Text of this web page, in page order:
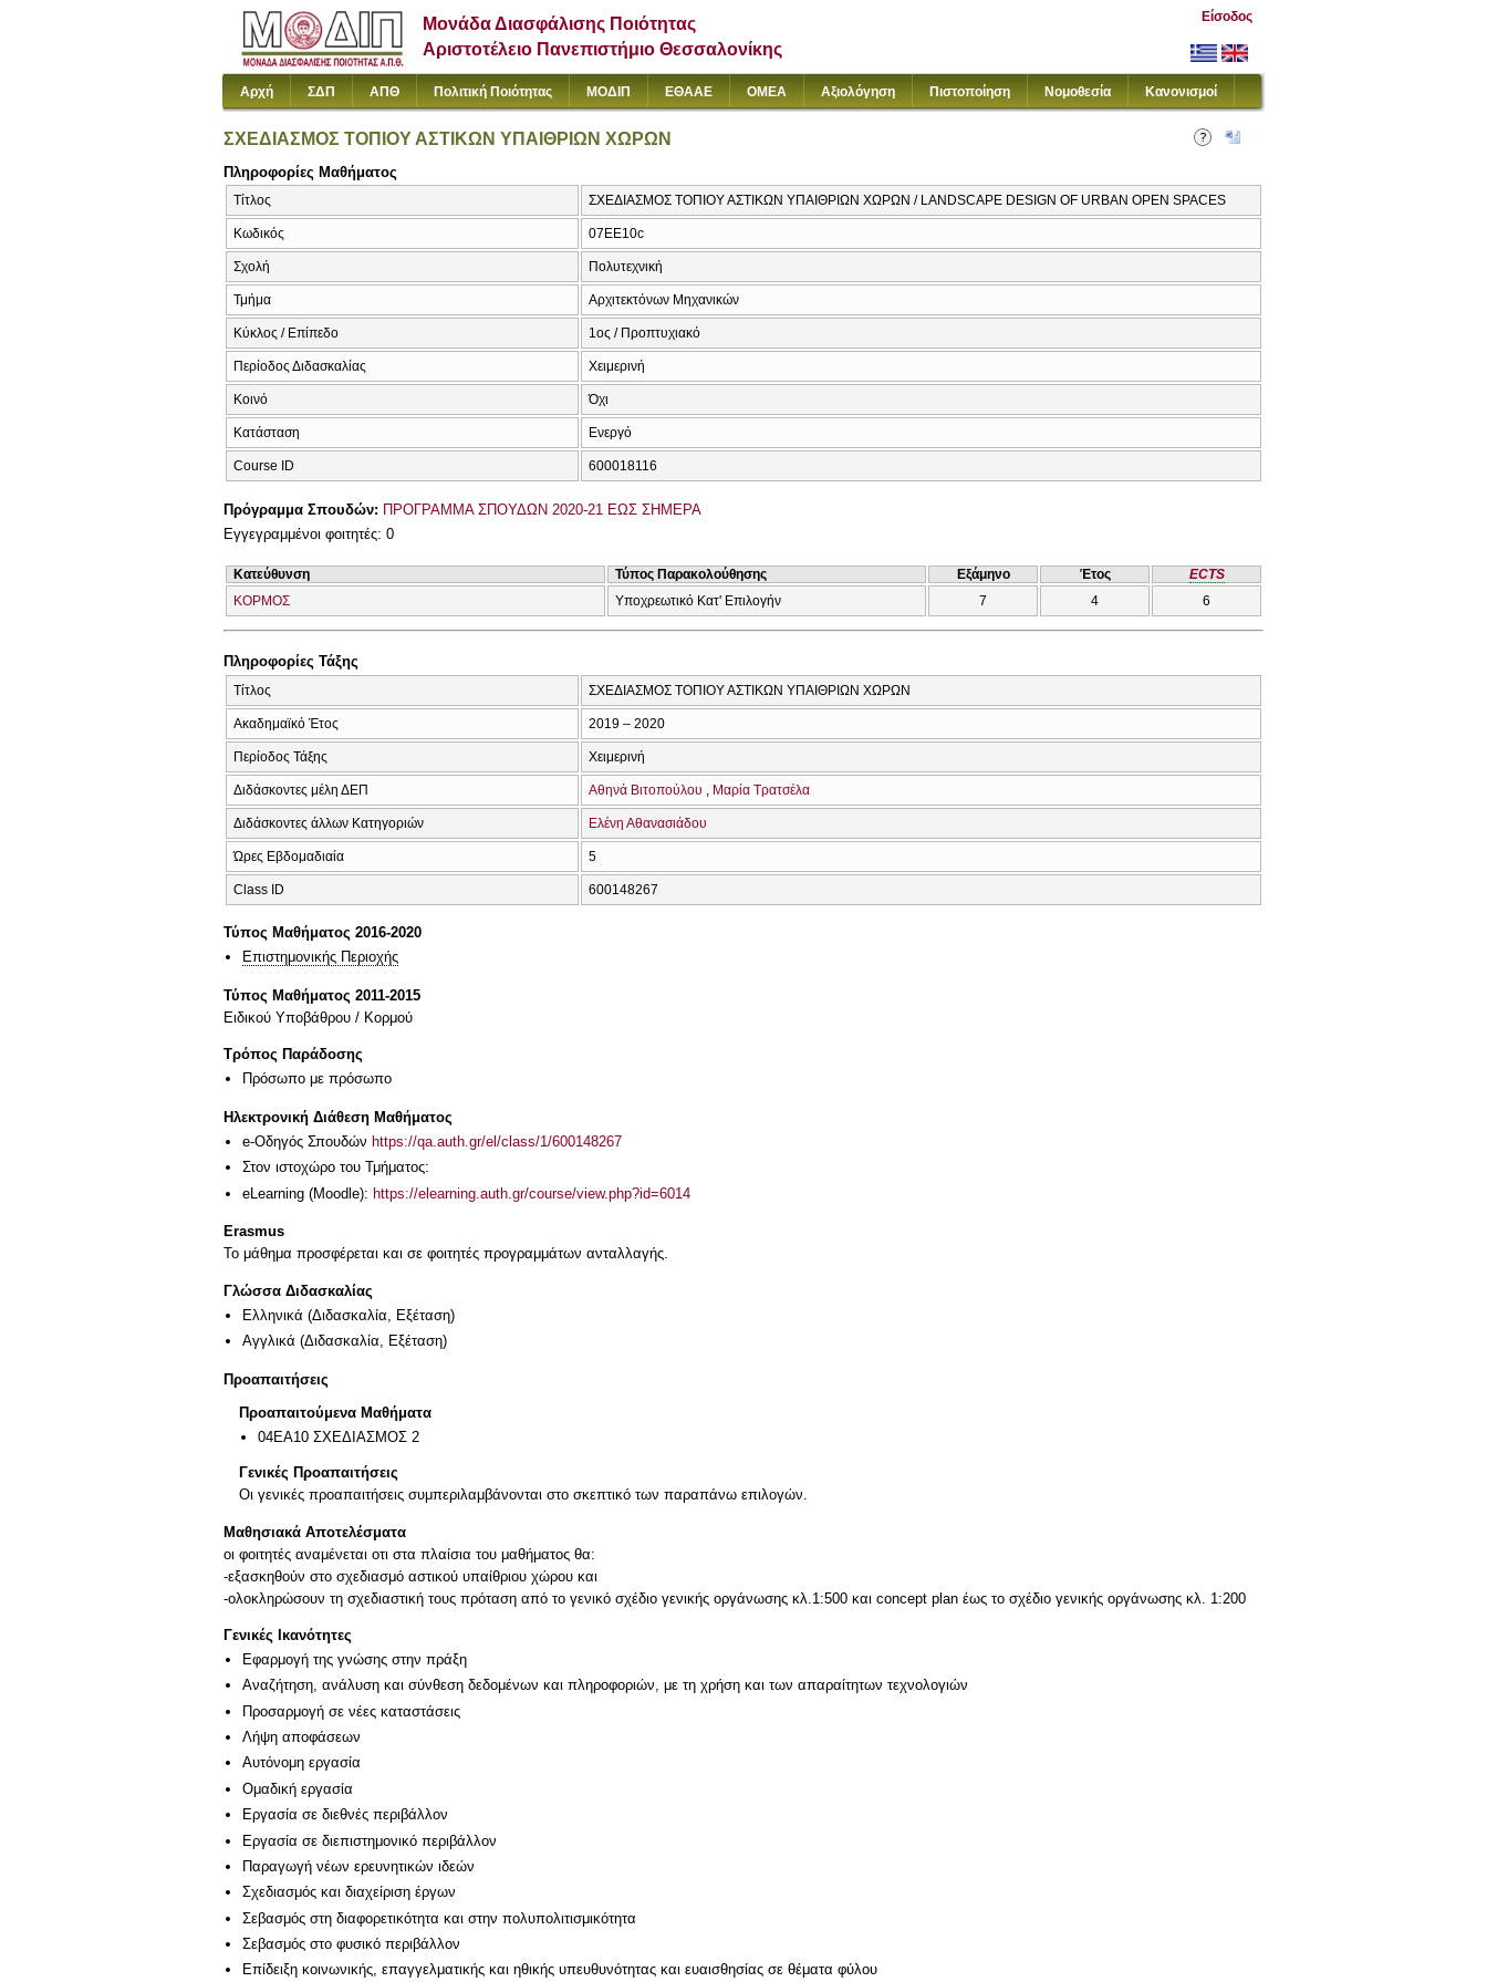
Μονάδα Διασφάλισης Ποιότητας
Αριστοτέλειο Πανεπιστήμιο Θεσσαλονίκης
Είσοδος
Αρχή ΣΔΠ ΑΠΘ Πολιτική Ποιότητας ΜΟΔΙΠ ΕΘΑΑΕ ΟΜΕΑ Αξιολόγηση Πιστοποίηση Νομοθεσία Κανονισμοί
ΣΧΕΔΙΑΣΜΟΣ ΤΟΠΙΟΥ ΑΣΤΙΚΩΝ ΥΠΑΙΘΡΙΩΝ ΧΩΡΩΝ
Πληροφορίες Μαθήματος
Τίτλος ΣΧΕΔΙΑΣΜΟΣ ΤΟΠΙΟΥ ΑΣΤΙΚΩΝ ΥΠΑΙΘΡΙΩΝ ΧΩΡΩΝ / LANDSCAPE DESIGN OF URBAN OPEN SPACES
Κωδικός 07EE10c
Σχολή Πολυτεχνική
Τμήμα Αρχιτεκτόνων Μηχανικών
Κύκλος / Επίπεδο 1ος / Προπτυχιακό
Περίοδος Διδασκαλίας Χειμερινή
Κοινό Όχι
Κατάσταση Ενεργό
Course ID 600018116
Πρόγραμμα Σπουδών: ΠΡΟΓΡΑΜΜΑ ΣΠΟΥΔΩΝ 2020-21 ΕΩΣ ΣΗΜΕΡΑ
Εγγεγραμμένοι φοιτητές: 0
Κατεύθυνση Τύπος Παρακολούθησης Εξάμηνο Έτος
ECTS
ΚΟΡΜΟΣ
Υποχρεωτικό Κατ' Επιλογήν 7 4 6
Πληροφορίες Τάξης
Τίτλος ΣΧΕΔΙΑΣΜΟΣ ΤΟΠΙΟΥ ΑΣΤΙΚΩΝ ΥΠΑΙΘΡΙΩΝ ΧΩΡΩΝ
Ακαδημαϊκό Έτος 2019 – 2020
Περίοδος Τάξης Χειμερινή
Διδάσκοντες μέλη ΔΕΠ Αθηνά Βιτοπούλου Μαρία Τρατσέλα
Διδάσκοντες άλλων Κατηγοριών Ελένη Αθανασιάδου
Ώρες Εβδομαδιαία 5
Class ID 600148267
Τύπος Μαθήματος 2016-2020
Επιστημονικής Περιοχής
Τύπος Μαθήματος 2011-2015
Ειδικού Υποβάθρου / Κορμού
Τρόπος Παράδοσης
Πρόσωπο με πρόσωπο
Ηλεκτρονική Διάθεση Μαθήματος
e-Οδηγός Σπουδών https://qa.auth.gr/el/class/1/600148267
Στον ιστοχώρο του Τμήματος:
eLearning (Moodle): https://elearning.auth.gr/course/view.php?id=6014
Erasmus
Το μάθημα προσφέρεται και σε φοιτητές προγραμμάτων ανταλλαγής.
Γλώσσα Διδασκαλίας
Ελληνικά (Διδασκαλία, Εξέταση)
Αγγλικά (Διδασκαλία, Εξέταση)
Προαπαιτήσεις
Προαπαιτούμενα Μαθήματα
04EA10 ΣΧΕΔΙΑΣΜΟΣ 2
Γενικές Προαπαιτήσεις
Οι γενικές προαπαιτήσεις συμπεριλαμβάνονται στο σκεπτικό των παραπάνω επιλογών.
Μαθησιακά Αποτελέσματα
οι φοιτητές αναμένεται οτι στα πλαίσια του μαθήματος θα:
-εξασκηθούν στο σχεδιασμό αστικού υπαίθριου χώρου και
-ολοκληρώσουν τη σχεδιαστική τους πρόταση από το γενικό σχέδιο γενικής οργάνωσης κλ.1:500 και concept plan έως το σχέδιο γενικής οργάνωσης κλ. 1:200
Γενικές Ικανότητες
Εφαρμογή της γνώσης στην πράξη
Αναζήτηση, ανάλυση και σύνθεση δεδομένων και πληροφοριών, με τη χρήση και των απαραίτητων τεχνολογιών
Προσαρμογή σε νέες καταστάσεις
Λήψη αποφάσεων
Αυτόνομη εργασία
Ομαδική εργασία
Εργασία σε διεθνές περιβάλλον
Εργασία σε διεπιστημονικό περιβάλλον
Παραγωγή νέων ερευνητικών ιδεών
Σχεδιασμός και διαχείριση έργων
Σεβασμός στη διαφορετικότητα και στην πολυπολιτισμικότητα
Σεβασμός στο φυσικό περιβάλλον
Επίδειξη κοινωνικής, επαγγελματικής και ηθικής υπευθυνότητας και ευαισθησίας σε θέματα φύλου